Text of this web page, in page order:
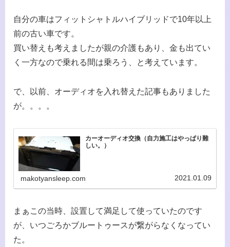
自分の車はフィットシャトルハイブリッドで10年以上
前の古い車です。
買い替えも考えましたが親の介護もあり、金も出てい
く一方なので乗れる間は乗ろう、と考えています。
で、以前、オーディオを入れ替えた記事もありました
が。。。。
カーオーディオ交換（自力施工はやっぱり難
しい。）
makotyansleep.com 2021.01.09
まぁこの当時、設置して満足して使っていたのです
が、いつごろかブルートゥースが繋がらなくなってい
た。